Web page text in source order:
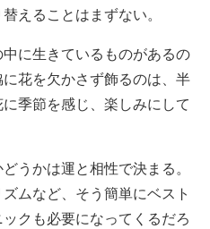
えることはまずない。
に生きているものがあるの
花を欠かさず飾るのは、半
季節を感じ、楽しみにして
うかは運と相性で決まる。
ムなど、そう簡単にベスト
クも必要になってくるだろ